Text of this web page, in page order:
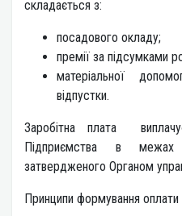
складається з:
посадового окладу;
премії за підсумками
матеріальної
відпустки.
Заробітна плата
Підприємства в
затвердженого Органом
Принципи формування оплати